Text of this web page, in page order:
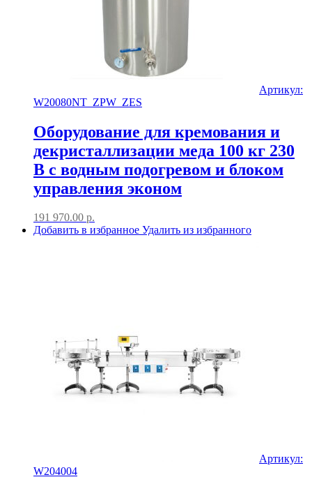
Артикул:
W20080NT_ZPW_ZES
Оборудование для кремования и
декристаллизации меда 100 кг 230
В с водным подогревом и блоком
управления эконом
191 970.00 р.
Добавить в избранное Удалить из избранного
Артикул:
W204004